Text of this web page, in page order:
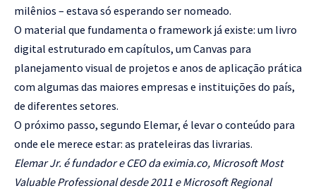
milênios – estava só esperando ser nomeado.
O material que fundamenta o framework já existe: um livro
digital estruturado em capítulos, um Canvas para
planejamento visual de projetos e anos de aplicação prática
com algumas das maiores empresas e instituições do país,
de diferentes setores.
O próximo passo, segundo Elemar, é levar o conteúdo para
onde ele merece estar: as prateleiras das livrarias.
Elemar Jr. é fundador e CEO daeximia.co, Microsoft Most
Valuable Professional desde 2011 e Microsoft Regional